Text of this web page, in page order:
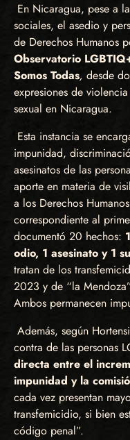
En Nicaragua, pese a
sociales, el asedio y
de Derechos Humanos
Observatorio
Somos Todas, desde
expresiones de
sexual en Nicaragua.
Esta instancia se
impunidad,
asesinatos de las
aporte en materia de
a los Derechos
correspondiente al
documentó 20 hechos:
odio, 1 asesinato y 1
tratan de los
2023 y de “la
Ambos permanecen
Además, según
contra de las personas
directa entre el
impunidad y la
cada vez presentan
transfemicidio, si bien
código penal”.